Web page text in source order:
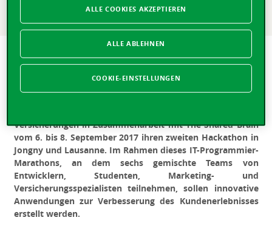
Pressemitteilung
Die Vaudoise führt ihren zweiten Hackathon durch
Versicherungen in Zusammenarbeit mit The Shared Brain
vom 6. bis 8. September 2017 ihren zweiten Hackathon in
Jongny und Lausanne. Im Rahmen dieses IT-Programmier-
Marathons, an dem sechs gemischte Teams von
Entwicklern, Studenten, Marketing- und
Versicherungsspezialisten teilnehmen, sollen innovative
Anwendungen zur Verbesserung des Kundenerlebnisses
erstellt werden.
ALLE ABLEHNEN
ALLE COOKIES AKZEPTIEREN
COOKIE-EINSTELLUNGEN